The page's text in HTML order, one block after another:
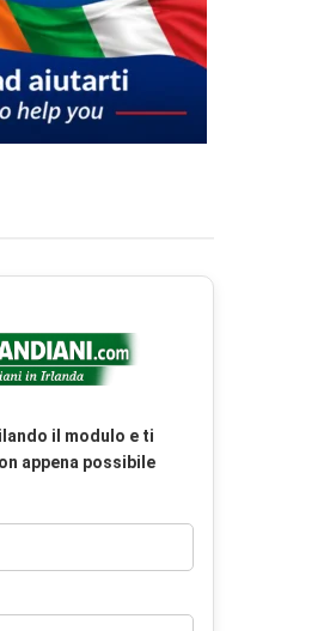
il modulo e ti
appena possibile